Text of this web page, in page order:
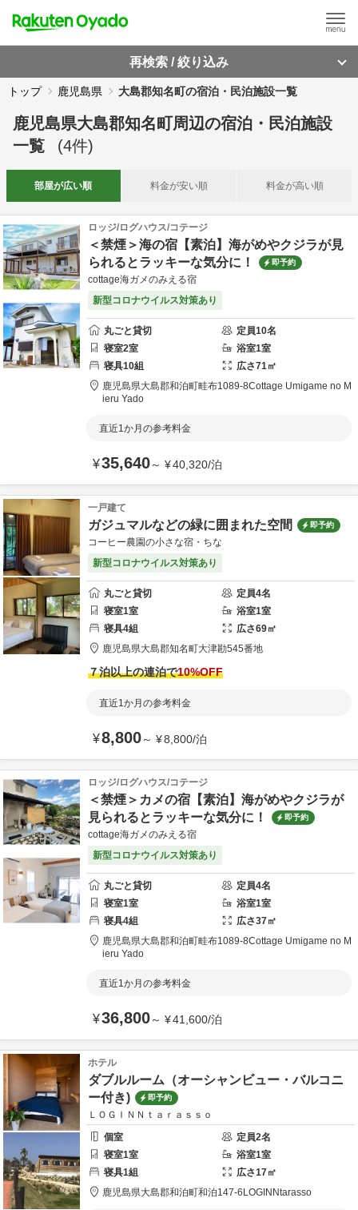
再検索 / 絞り込み
トップ 鹿児島県 大島郡知名町の宿泊・民泊施設一覧
鹿児島県大島郡知名町周辺の宿泊・民泊施設
一覧
(4件)
部屋が広い順 料金が安い順 料金が高い順
ロッジ/ログハウス/コテージ
＜禁煙＞海の宿【素泊】海がめやクジラが見
られるとラッキーな気分に！
即予約
cottage海ガメのみえる宿
新型コロナウイルス対策あり
丸ごと貸切 定員10名
寝室2室 浴室1室
寝具10組 広さ71㎡
鹿児島県大島郡和泊町畦布1089-8Cottage Umigame no M
ieru Yado
直近1か月の参考料金
¥35,640～ ¥40,320/泊
一戸建て
ガジュマルなどの緑に囲まれた空間 即予約
コーヒー農園の小さな宿・ちな
新型コロナウイルス対策あり
丸ごと貸切 定員4名
寝室1室 浴室1室
寝具4組 広さ69㎡
鹿児島県大島郡知名町大津勘545番地
７泊以上の連泊で10%OFF
直近1か月の参考料金
¥8,800～ ¥8,800/泊
ロッジ/ログハウス/コテージ
＜禁煙＞カメの宿【素泊】海がめやクジラが
見られるとラッキーな気分に！
即予約
cottage海ガメのみえる宿
新型コロナウイルス対策あり
丸ごと貸切 定員4名
寝室1室 浴室1室
寝具4組 広さ37㎡
鹿児島県大島郡和泊町畦布1089-8Cottage Umigame no M
ieru Yado
直近1か月の参考料金
¥36,800～ ¥41,600/泊
ホテル
ダブルルーム（オーシャンビュー・バルコニ
ー付き)
即予約
ＬＯＧＩＮＮｔａｒａｓｓｏ
個室
定員2名
寝室1室 浴室1室
寝具1組 広さ17㎡
鹿児島県大島郡和泊町和泊147-6 LOGINNtarasso